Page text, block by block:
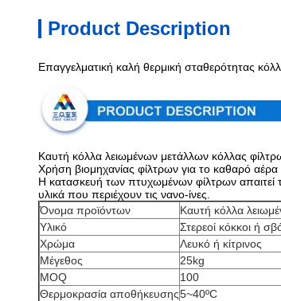
Product Description
Επαγγελματική καλή θερμική σταθερότητας
Καυτή κόλλα λειωμένων μετάλλων κόλλας
Χρήση βιομηχανίας φίλτρων για το καθαρό αέρα
Η κατασκευή των πτυχωμένων φίλτρων
υλικά που περιέχουν τις νανο-ίνες.
Όνομα προϊόντων
Καυτή κόλλα
Υλικό
Στερεοί κόκκοι ή
Χρώμα
Λευκό ή κίτρινος
Μέγεθος
25kg
MOQ
100
Θερμοκρασία αποθήκευσης5~40ºC